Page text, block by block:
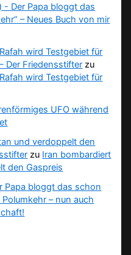
- Der Papa bloggt das
– Neues Buch von mir
wird Testgebiet für
Der Friedensstifter zu
wird Testgebiet für
UFO während
und verdoppelt den
zu Iran bombardiert
den Gaspreis
Papa bloggt das schon
– nun auch